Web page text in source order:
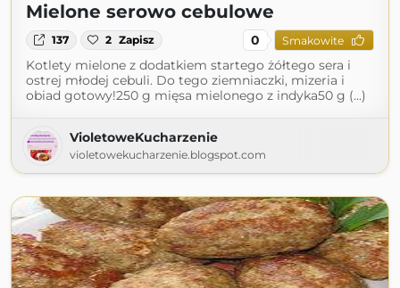
Mielone serowo cebulowe
137 2 Zapisz 0 Smakowite
Kotlety mielone z dodatkiem startego żółtego sera i
ostrej młodej cebuli. Do tego ziemniaczki, mizeria i
obiad gotowy!250 g mięsa mielonego z indyka50 g (...)
VioletoweKucharzenie
violetowekucharzenie.blogspot.com